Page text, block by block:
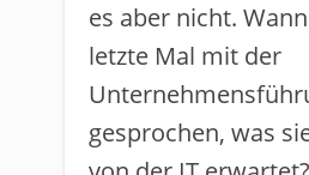
es aber nicht.
letzte Mal mit der
gesprochen, was